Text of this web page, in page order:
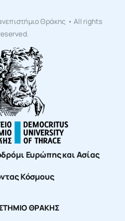
Ευρώπης και Ασίας
Κόσμους
ΘΡΑΚΗΣ
Θράκης • All rights